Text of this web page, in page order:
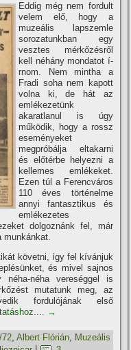
Eddig még nem fordult
velem elő, hogy a
muzeális lapszemle
sorozatunkban egy
vesztes mérkőzésről
kell néhány mondatot í­
rnom. Nem mintha a
Fradi soha nem kapott
volna ki, de hát az
emlékezetünk
akaratlanul is úgy
működik, hogy a rossz
eseményeket
megpróbálja eltakarni
és előtérbe helyezni a
kellemes emlékeket.
Ezen túl a Ferencváros
110 éves történelme
annyi fantasztikus és
emlékezetes
dolgoznánk fel, már
munkánkat.
követni, í­gy fel kí­vánjuk
és mivel sajnos
néha vereséggel is
mutatunk meg, az
fordulójának első
→
72 ,Albert Flórián Muzeális